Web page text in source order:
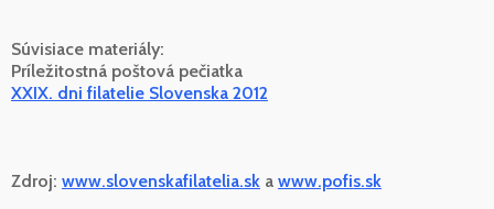
Súvisiace materiály:
Príležitostná poštová pečiatka
XXIX. dni filatelie Slovenska 2012
Zdroj: www.slovenskafilatelia.sk a www.pofis.sk